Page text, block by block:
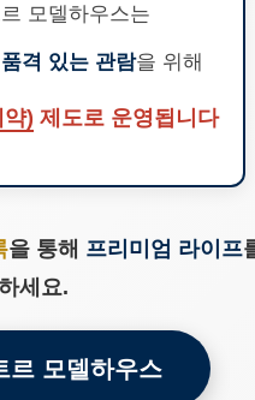
모델하우스는
품격 있는 관람을 위해
) 제도로 운영됩니다
을 통해 프리미엄 라이프
세요.
르 모델하우스